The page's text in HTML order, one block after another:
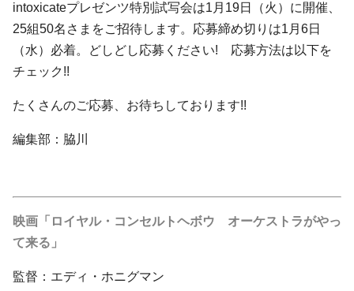
intoxicateプレゼンツ特別試写会は1月19日（火）に開催、
25組50名さまをご招待します。応募締め切りは1月6日
（水）必着。どしどし応募ください! 応募方法は以下を
チェック!!
たくさんのご応募、お待ちしております!!
編集部：脇川
映画「ロイヤル・コンセルトヘボウ オーケストラがやっ
て来る」
監督：エディ・ホニグマン